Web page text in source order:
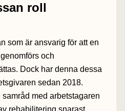
roll
som är ansvarig för att en
och
Dock har denna dessa
sedan 2018.
med arbetstagaren